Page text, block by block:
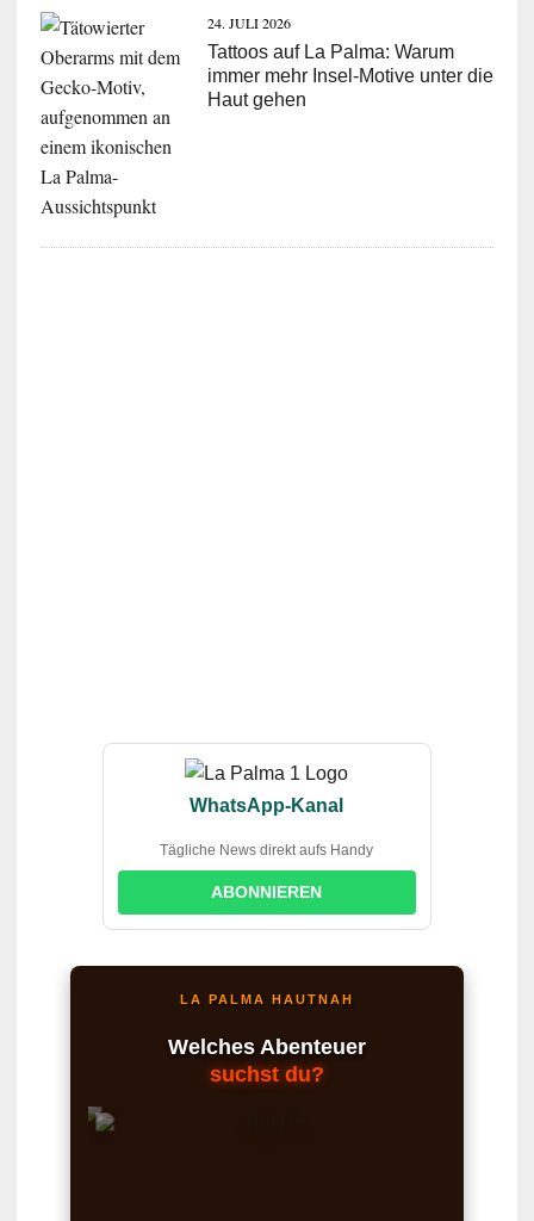
24. JULI 2026
Tattoos auf La Palma: Warum
immer mehr Insel-Motive unter die
Haut gehen
WhatsApp-Kanal
Tägliche News direkt aufs Handy
ABONNIEREN
LA PALMA HAUTNAH
Welches Abenteuer
suchst du?